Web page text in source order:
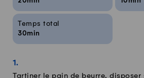
Temps total
30min
Tartiner le pain de beurre, disposer